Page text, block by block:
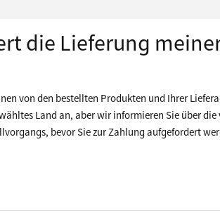
die Lieferung
von den bestellten Produkten und Ihrer
Land an, aber wir informieren Sie über
bevor Sie zur Zahlung aufgefordert